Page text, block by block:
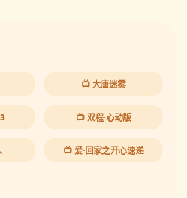
📺 大唐迷雾
📺 双程·心动版